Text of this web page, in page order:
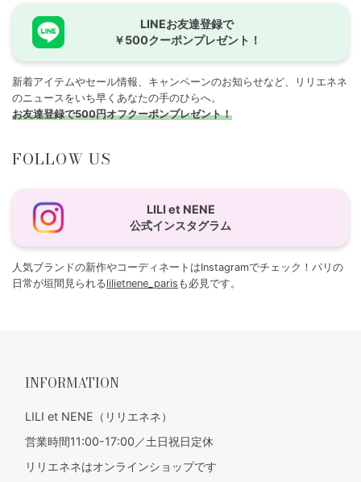
LINEお友達登録で
￥500クーポンプレゼント！
新着アイテムやセール情報、キャンペーンのお知らせなど、リリエネネ
のニュースをいち早くあなたの手のひらへ。
お友達登録で500円オフクーポンプレゼント！
FOLLOW US
LILI et NENE
公式インスタグラム
人気ブランドの新作やコーディネートはInstagramでチェック！パリの
日常が垣間見られるlilietnene_paris も必見です。
INFORMATION
LILI et NENE（リリエネネ）
営業時間11:00-17:00／土日祝日定休
リリエネネはオンラインショップです